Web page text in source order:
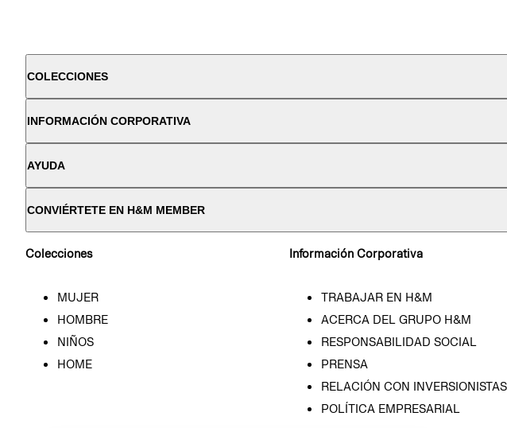
COLECCIONES
INFORMACIÓN CORPORATIVA
AYUDA
CONVIÉRTETE EN H&M MEMBER
Colecciones
MUJER
HOMBRE
NIÑOS
HOME
Información Corporativa
TRABAJAR EN H&M
ACERCA DEL GRUPO H&M
RESPONSABILIDAD SOCIAL
PRENSA
RELACIÓN CON INVERSIONISTAS
POLÍTICA EMPRESARIAL